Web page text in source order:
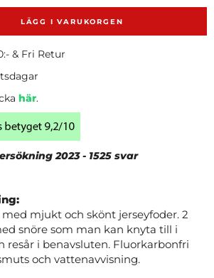
LÄGG I VARUKORGEN
& Fri Retur
här.
2023 - 1525 svar
mjukt och skönt jerseyfoder. 2
snöre som man kan knyta till i
resår i benavsluten. Fluorkarbonfri
och vattenavvisning.